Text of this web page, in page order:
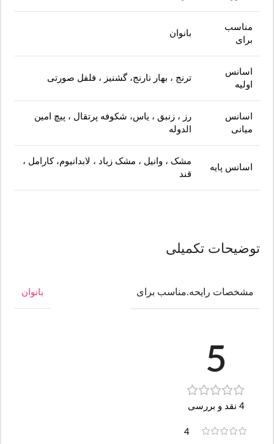
مناسب
برای
بانوان
اسانس
اولیه
ترنج ، بهار نارنج، گشنیز ، فلفل صورتی
اسانس
میانی
رز ، زنبق ، یاس، شکوفه پرتقال ، پیچ امین
الدوله
اسانس پایه
مشک ، وانیل ، مشک زباد ، لابدانیوم، کارامل ،
قند
توضیحات تکمیلی
مشخصات رایحه.مناسب برای بانوان
5
4 نقد و بررسی
4